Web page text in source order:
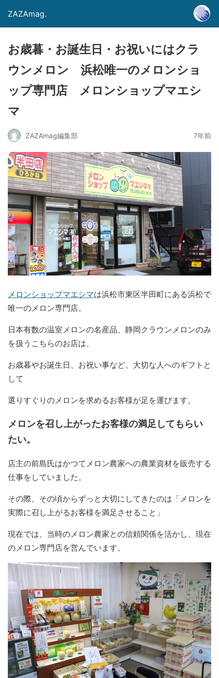
ZAZAmag.
お歳暮・お誕生日・お祝いにはクラ
ウンメロン 浜松唯一のメロンショ
ップ専門店 メロンショップマエシ
マ
ZAZAmag編集部 7年前
メロンショップマエシマは浜松市東区半田町にある浜松で
唯一のメロン専門店。
日本有数の温室メロンの名産品、静岡クラウンメロンのみ
を扱うこちらのお店は、
お歳暮やお誕生日、お祝い事など、大切な人へのギフトと
して
選りすぐりのメロンを求めるお客様が足を運びます。
メロンを召し上がったお客様の満足してもらい
たい。
店主の前島氏はかつてメロン農家への農業資材を販売する
仕事をしていました。
その際、その頃からずっと大切にしてきたのは「メロンを
実際に召し上がるお客様を満足させること」
現在では、当時のメロン農家との信頼関係を活かし、現在
のメロン専門店を営んでいます。